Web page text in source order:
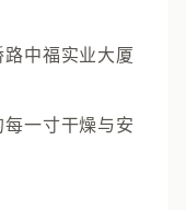
中福实业大厦
一寸干燥与安